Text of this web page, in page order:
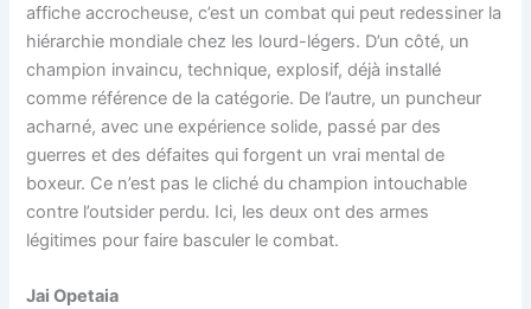
affiche accrocheuse, c’est un combat qui peut redessiner la
hiérarchie mondiale chez les lourd-légers. D’un côté, un
champion invaincu, technique, explosif, déjà installé
comme référence de la catégorie. De l’autre, un puncheur
acharné, avec une expérience solide, passé par des
guerres et des défaites qui forgent un vrai mental de
boxeur. Ce n’est pas le cliché du champion intouchable
contre l’outsider perdu. Ici, les deux ont des armes
légitimes pour faire basculer le combat.
Jai Opetaia